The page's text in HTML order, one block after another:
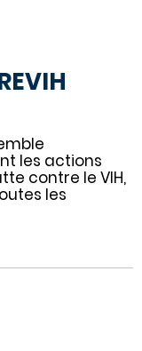
les actions
contre le VIH,
les